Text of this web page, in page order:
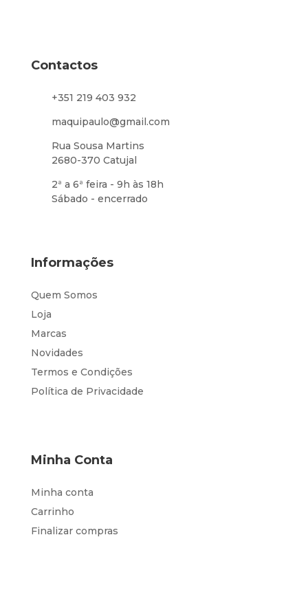
Contactos
+351 219 403 932
maquipaulo@gmail.com
Rua Sousa Martins
2680-370 Catujal
2ª a 6ª feira - 9h às 18h
Sábado - encerrado
Informações
Quem Somos
Loja
Marcas
Novidades
Termos e Condições
Política de Privacidade
Minha Conta
Minha conta
Carrinho
Finalizar compras